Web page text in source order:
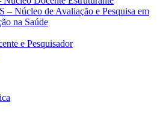
– Núcleo de Avaliação e Pesquisa em
na Saúde
e Pesquisador